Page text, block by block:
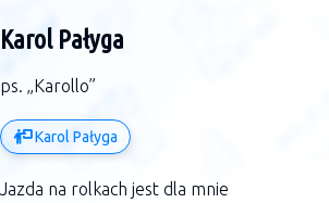
Karol Pałyga
ps. „Karollo”
Karol Pałyga
Jazda na rolkach jest dla mnie